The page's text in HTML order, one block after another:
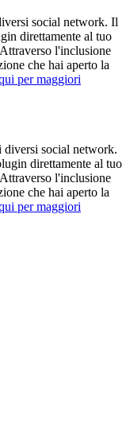
social network. Il
direttamente al tuo
l'inclusione
che hai aperto la
per maggiori
social network.
direttamente al tuo
l'inclusione
che hai aperto la
per maggiori